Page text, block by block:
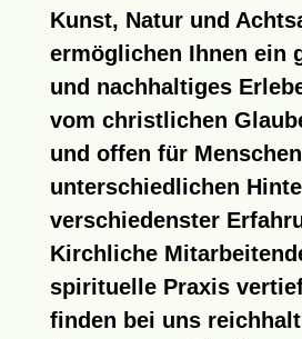
Kunst, Natur und
ermöglichen Ihnen ein
und nachhaltiges
vom christlichen
und offen für Menschen
unterschiedlichen
verschiedenster
Kirchliche
spirituelle Praxis
finden bei uns